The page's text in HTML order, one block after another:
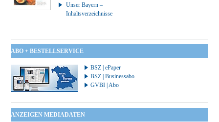
Unser Bayern –
Inhaltsverzeichnisse
ABO + BESTELLSERVICE
BSZ | ePaper
BSZ | Businessabo
GVBI | Abo
ANZEIGEN MEDIADATEN